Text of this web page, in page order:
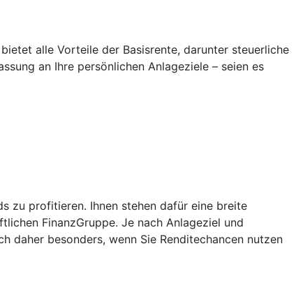
alle Vorteile der Basisrente, darunter steuerliche
an Ihre persönlichen Anlageziele – seien es
zu profitieren. Ihnen stehen dafür eine breite
FinanzGruppe. Je nach Anlageziel und
daher besonders, wenn Sie Renditechancen nutzen